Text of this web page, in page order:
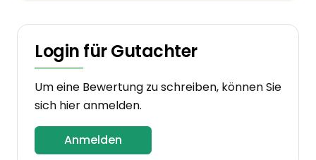
Login für Gutachter
Um eine Bewertung zu schreiben, können Sie
sich hier anmelden.
Anmelden